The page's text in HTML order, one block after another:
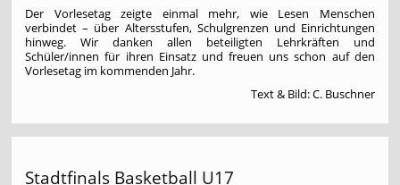
Der Vorlesetag zeigte einmal mehr, wie Lesen Menschen
verbindet – über Altersstufen, Schulgrenzen und Einrichtungen
hinweg. Wir danken allen beteiligten Lehrkräften und
Schüler/innen für ihren Einsatz und freuen uns schon auf den
Vorlesetag im kommenden Jahr.
Text & Bild: C. Buschner
Stadtfinals Basketball U17